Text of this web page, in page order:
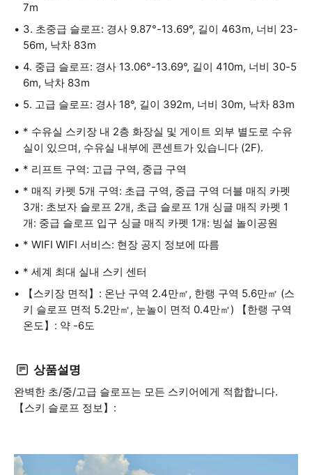
7m
3. 초중급 슬로프: 경사 9.87°-13.69°, 길이 463m, 너비 23-
56m, 낙차 83m
4. 중급 슬로프: 경사 13.06°-13.69°, 길이 410m, 너비 30-5
6m, 낙차 83m
5. 고급 슬로프: 경사 18°, 길이 392m, 너비 30m, 낙차 83m
* 수유실 스키장 내 2층 화장실 및 게이트 외부 별도로 수유
실이 있으며, 수유실 내부에 콘센트가 있습니다 (2F).
* 리프트 구역: 고급 구역, 중급 구역
* 매직 카펫 5개 구역: 초급 구역, 중급 구역 더블 매직 카펫
3개: 초보자 슬로프 2개, 초급 슬로프 1개 싱글 매직 카펫 1
개: 중급 슬로프 입구 싱글 매직 카펫 1개: 빙설 놀이공원
* WIFI WIFI 서비스: 현장 공지 정보에 따름
* 세계 최대 실내 스키 센터
【스키장 면적】: 온난 구역 2.4만㎡, 한랭 구역 5.6만㎡ (스
키 슬로프 면적 5.2만㎡, 눈놀이 면적 0.4만㎡) 【한랭 구역
온도】: 약 -6도
상품설명
완벽한 초/중/고급 슬로프는 모든 스키어에게 적합합니다.
【스키 슬로프 정보】: